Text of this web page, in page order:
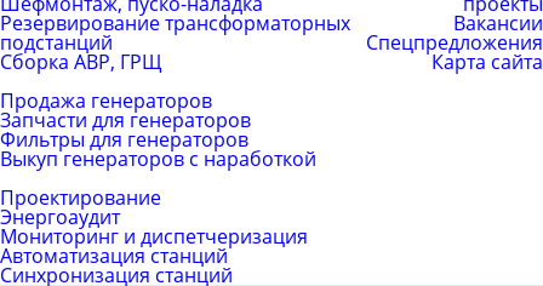
Резервирование трансформаторных
подстанций
Сборка АВР, ГРЩ
Вакансии
Спецпредложения
Карта сайта
Каталог товаров
Продажа генераторов
Запчасти для генераторов
Фильтры для генераторов
Выкуп генераторов с наработкой
ЕРС (контракт)
Проектирование
Энергоаудит
Мониторинг и диспетчеризация
Автоматизация станций
Синхронизация станций